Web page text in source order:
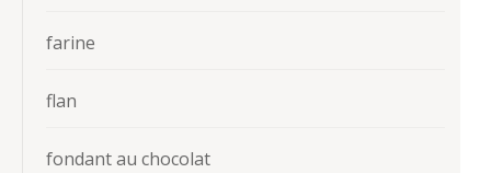
farine
flan
fondant au chocolat